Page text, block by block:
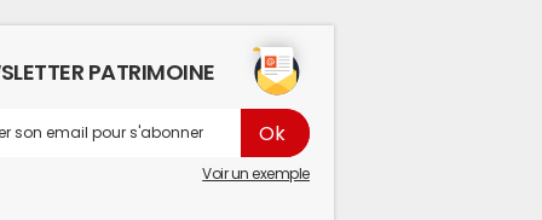
PATRIMOINE
Voir un exemple